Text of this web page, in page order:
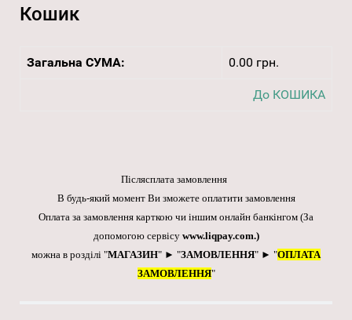
Кошик
Загальна СУМА: 0.00 грн.
До КОШИКА
Післясплата замовлення
В будь-який момент Ви зможете оплатити замовлення
Оплата за замовлення карткою чи іншим онлайн банкінгом (За
допомогою сервісу www.liqpay.com.)
можна в розділі "МАГАЗИН" ► "ЗАМОВЛЕННЯ" ► "ОПЛАТА
ЗАМОВЛЕННЯ"